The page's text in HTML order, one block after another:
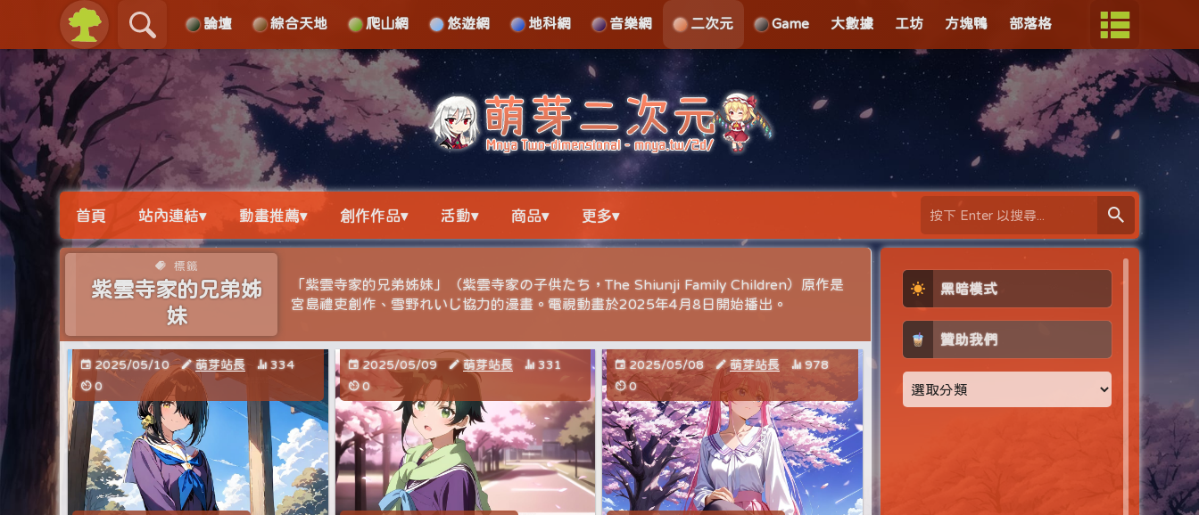
論壇 綜合天地 爬山網 悠遊網 地科網 音樂網 二次元 Game 大數據 工坊 方塊鴨 部落格
關於 導覽
首頁 站內連結▾ 動畫推薦▾ 創作作品▾ 活動▾ 商品▾ 更多▾
標籤
紫雲寺家的兄弟姊
妹
「紫雲寺家的兄弟姊妹」（紫雲寺家の子供たち，The Shiunji Family Children）原作是
宮島禮吏創作、雪野れいじ協力的漫畫。電視動畫於2025年4月8日開始播出。
2025/05/10 萌芽站長
334
0
2025/05/09 萌芽站長
331
0
2025/05/08 萌芽站長
978
0
黑暗模式
贊助我們